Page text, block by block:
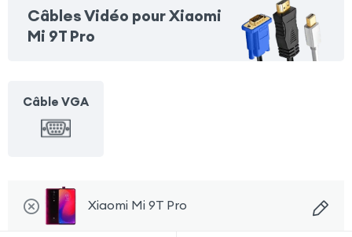
Câbles Vidéo pour Xiaomi
Mi 9T Pro
Câble VGA
Xiaomi Mi 9T Pro